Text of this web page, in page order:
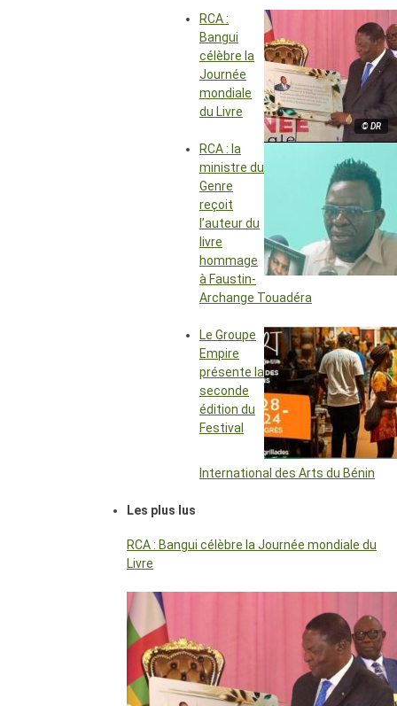
© DR
RCA :
Bangui
célèbre la
Journée
mondiale
du Livre
RCA : la
ministre du
Genre
reçoit
l’auteur du
livre
hommage
à Faustin-
Archange Touadéra
Le Groupe
Empire
présente la
seconde
édition du
Festival
International des Arts du Bénin
Les plus lus
RCA : Bangui célèbre la Journée mondiale du
Livre